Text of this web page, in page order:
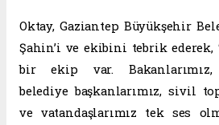
Oktay, Gaziantep Büyükşehir
Şahin’i ve ekibini tebrik ederek,
bir ekip var.
belediye başkanlarımız, sivil
ve vatandaşlarımız tek ses